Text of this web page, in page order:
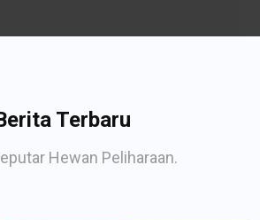
Terbaru
Hewan Peliharaan.